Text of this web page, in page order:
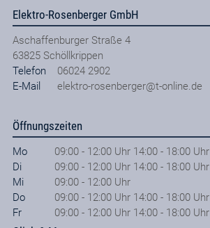
Elektro-Rosenberger GmbH
Aschaffenburger Straße 4
63825 Schöllkrippen
Telefon
06024 2902
E-Mail
elektro-rosenberger@t-online.de
Öffnungszeiten
Mo
09:00 - 12:00 Uhr 14:00 - 18:00 Uhr
Di
09:00 - 12:00 Uhr 14:00 - 18:00 Uhr
Mi
09:00 - 12:00 Uhr
Do
09:00 - 12:00 Uhr 14:00 - 18:00 Uhr
Fr
09:00 - 12:00 Uhr 14:00 - 18:00 Uhr